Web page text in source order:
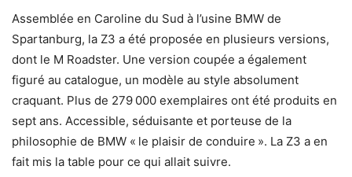
Assemblée en Caroline du Sud à l’usine BMW de
Spartanburg, la Z3 a été proposée en plusieurs versions,
dont le M Roadster. Une version coupée a également
figuré au catalogue, un modèle au style absolument
craquant. Plus de 279 000 exemplaires ont été produits en
sept ans. Accessible, séduisante et porteuse de la
philosophie de BMW « le plaisir de conduire ». La Z3 a en
fait mis la table pour ce qui allait suivre.